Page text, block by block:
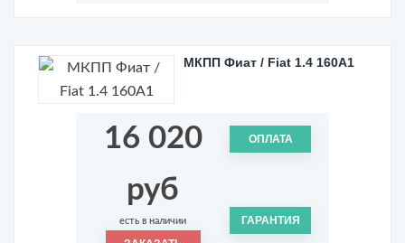
МКПП Фиат / Fiat 1.4 160A1
16 020
руб
есть в наличии
ОПЛАТА
ГАРАНТИЯ